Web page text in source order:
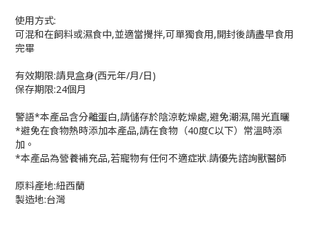
使用方式:
可混和在飼料或濕食中,並適當攪拌,可單獨食用,開封後請盡早食用
完畢
有效期限:請見盒身(西元年/月/日)
保存期限:24個月
警語*本產品含分離蛋白,請儲存於陰涼乾燥處,避免潮濕,陽光直曬
*避免在食物熱時添加本產品,請在食物（40度C以下）常溫時添
加。
*本產品為營養補充品,若寵物有任何不適症狀.請優先諮詢獸醫師
原料產地:紐西蘭
製造地:台灣